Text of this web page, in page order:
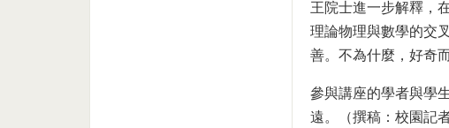
王院士進一步解釋，
理論物理與數學的交
善。不為什麼，好奇
參與講座的學者與學
遠。（撰稿：校園記